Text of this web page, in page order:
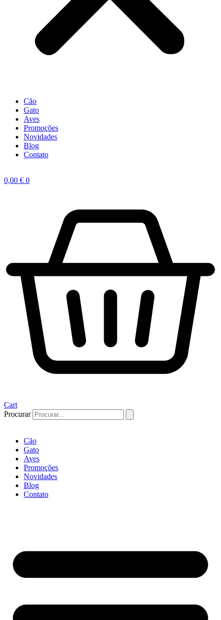
Cão
Gato
Aves
Promoções
Novidades
Blog
Contato
0,00 € 0
Cart
Procurar
Cão
Gato
Aves
Promoções
Novidades
Blog
Contato